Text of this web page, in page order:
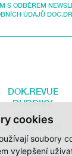
cookies
soubory
vylepšení
S ODBĚREM
ÚDAJŮ
DOK.REVUE
RUBRIKY
AUTOŘI
O DOK.REVUE
NÁS
KONTAKTY